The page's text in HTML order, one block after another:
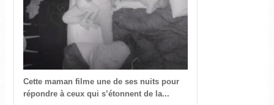
Cette maman filme une de ses nuits pour
répondre à ceux qui s’étonnent de la...